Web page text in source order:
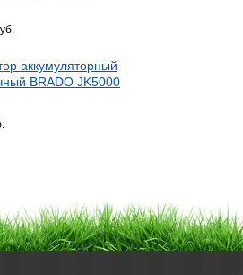
аккумуляторный
BRADO JK5000